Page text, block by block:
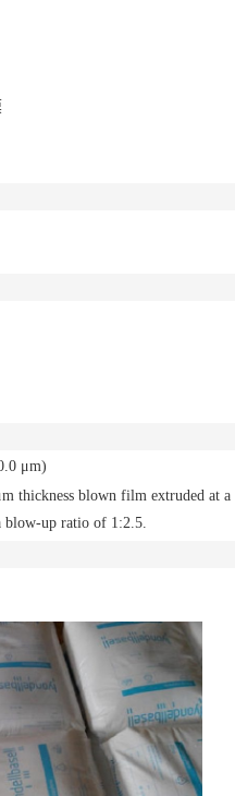
μm)
thickness blown film extruded at a
blow-up ratio of 1:2.5.